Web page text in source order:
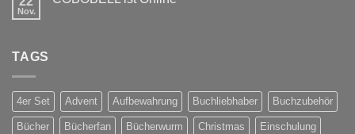
Nov.
TAGS
4er Set Advent Aufbewahrung Buchliebhaber Buchzubehör
Bücher Bücherfan Bücherwurm Christmas Einschulung